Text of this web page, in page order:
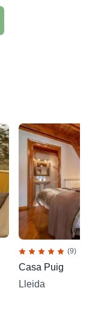
(9)
Casa Puig
Lleida